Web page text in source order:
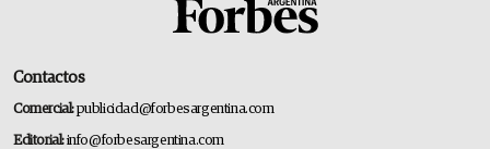
Contactos
Comercial:publicidad@forbesargentina.com
Editorial:info@forbesargentina.com